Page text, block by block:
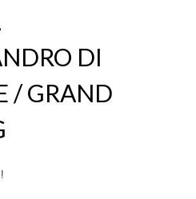
DI
/ GRAND